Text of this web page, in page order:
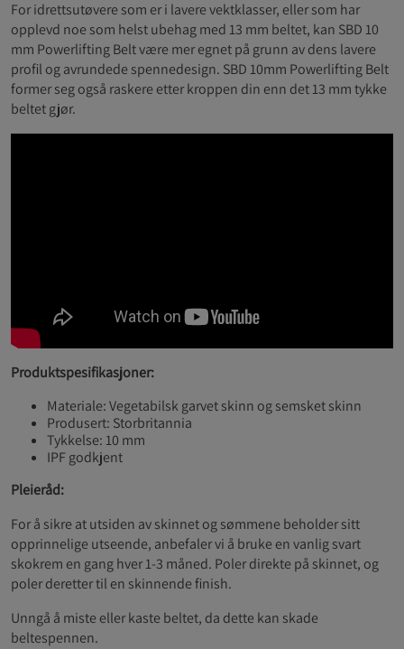
For idrettsutøvere som er i lavere vektklasser, eller som har
opplevd noe som helst ubehag med 13 mm beltet, kan SBD 10
mm Powerlifting Belt være mer egnet på grunn av dens lavere
profil og avrundede spennedesign. SBD 10mm Powerlifting Belt
former seg også raskere etter kroppen din enn det 13 mm tykke
beltet gjør.
Produktspesifikasjoner:
Materiale: Vegetabilsk garvet skinn og semsket skinn
Produsert: Storbritannia
Tykkelse: 10 mm
IPF godkjent
Pleieråd:
For å sikre at utsiden av skinnet og sømmene beholder sitt
opprinnelige utseende, anbefaler vi å bruke en vanlig svart
skokrem en gang hver 1-3 måned. Poler direkte på skinnet, og
poler deretter til en skinnende finish.
Unngå å miste eller kaste beltet, da dette kan skade
beltespennen.